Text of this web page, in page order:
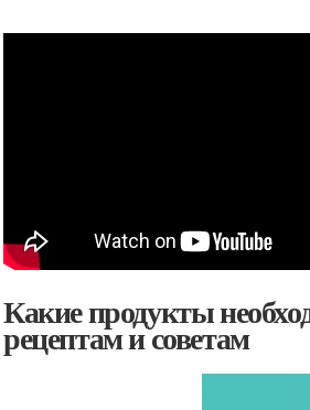
Какие продукты
рецептам и советам